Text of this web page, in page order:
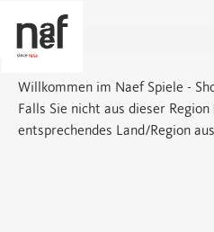
Willkommen im Naef Spiele -
Falls Sie nicht aus dieser
entsprechendes Land/Region